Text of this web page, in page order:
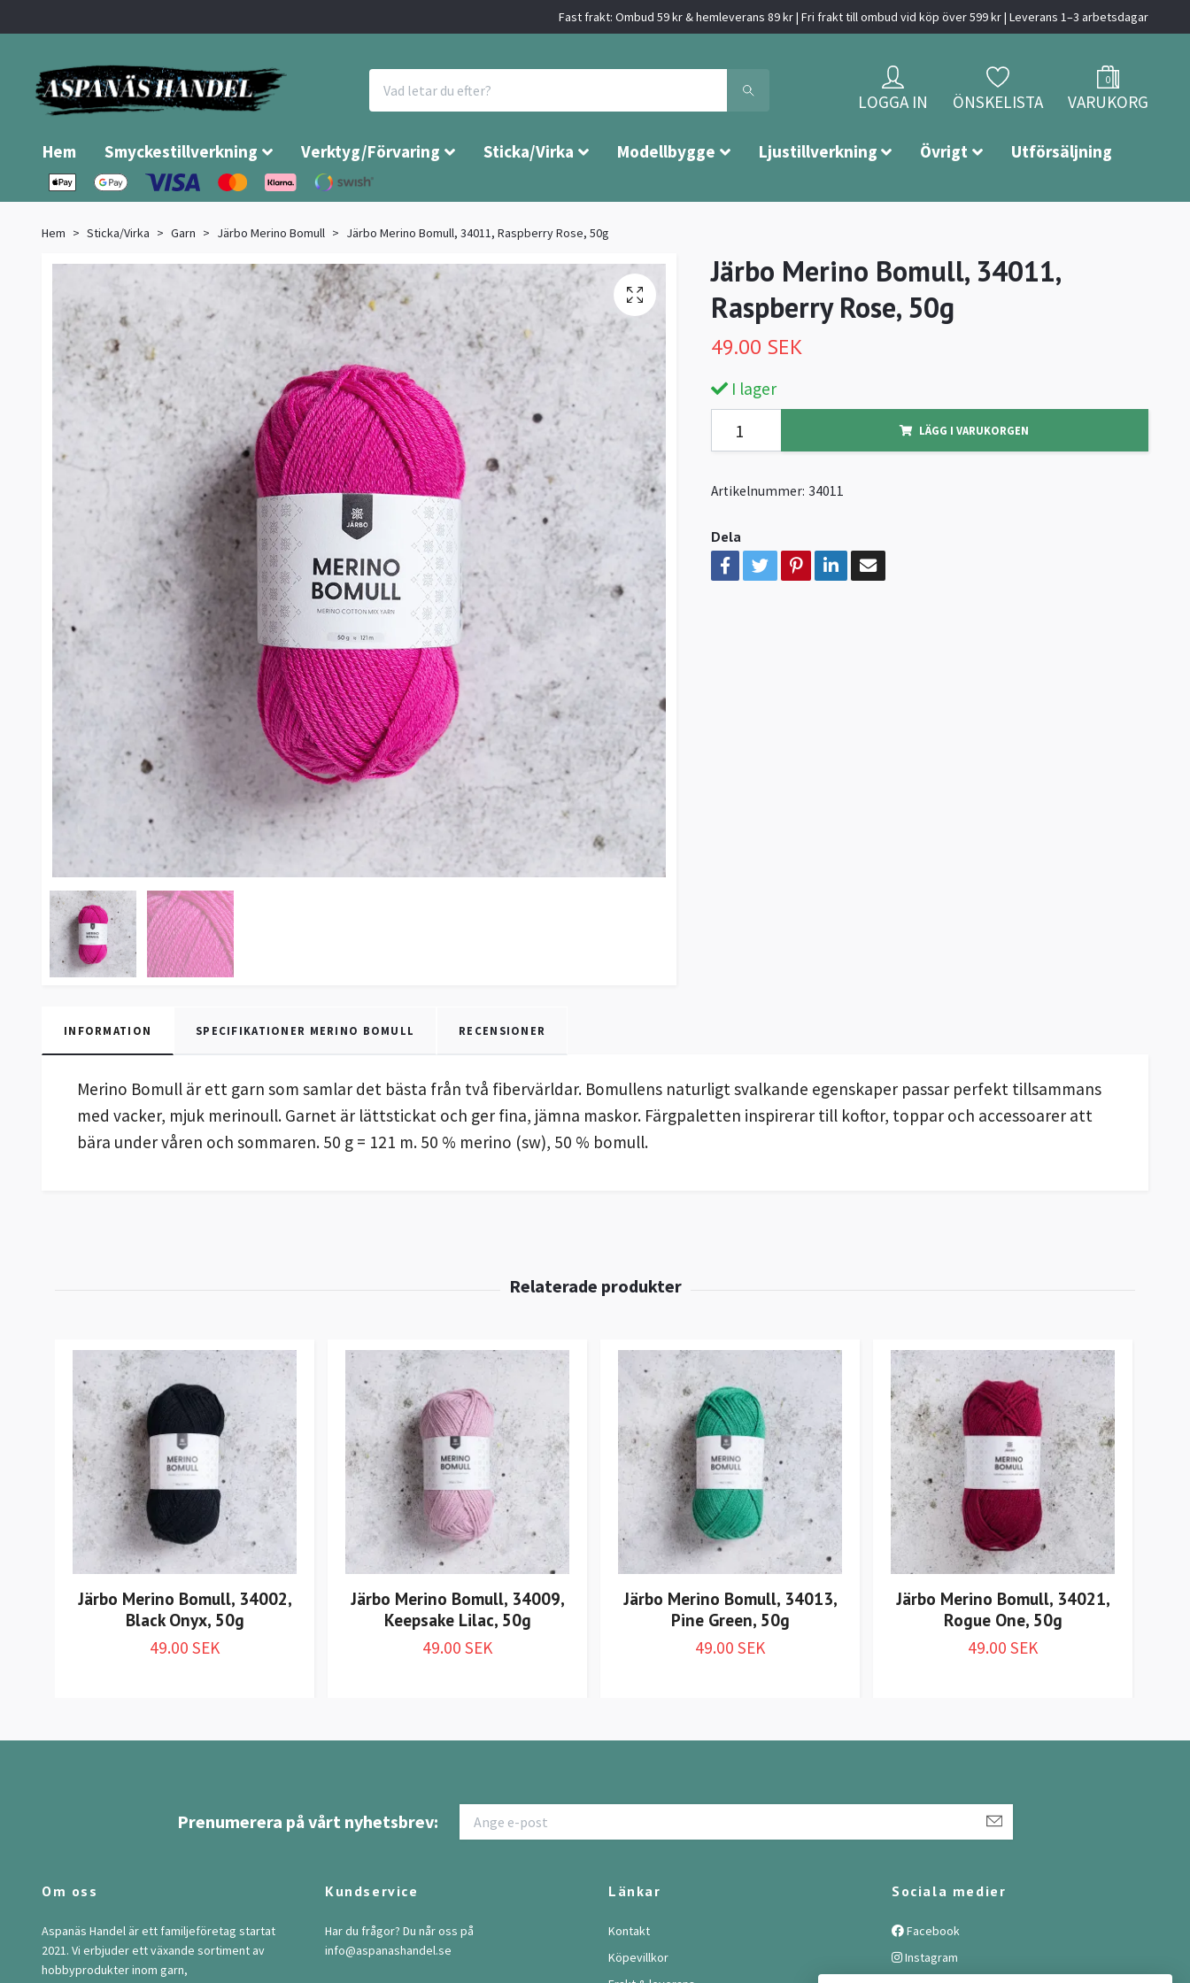
Fast frakt: Ombud 59 kr & hemleverans 89 kr | Fri frakt till ombud vid köp över 599 kr | Leverans 1–3 arbetsdagar
LOGGA IN ÖNSKELISTA
0
VARUKORG
Hem Smyckestillverkning Verktyg/Förvaring Sticka/Virka Modellbygge Ljustillverkning Övrigt Utförsäljning
Hem Sticka/Virka Garn Järbo Merino Bomull Järbo Merino Bomull, 34011, Raspberry Rose, 50g
Järbo Merino Bomull, 34011,
Raspberry Rose, 50g
49.00 SEK
I lager
LÄGG I VARUKORGEN
Artikelnummer: 34011
Dela
INFORMATION SPECIFIKATIONER MERINO BOMULL RECENSIONER
Merino Bomull är ett garn som samlar det bästa från två fibervärldar. Bomullens naturligt svalkande egenskaper passar perfekt tillsammans
med vacker, mjuk merinoull. Garnet är lättstickat och ger fina, jämna maskor. Färgpaletten inspirerar till koftor, toppar och accessoarer att
bära under våren och sommaren. 50 g = 121 m. 50 % merino (sw), 50 % bomull.
Järbo Merino Bomull, 34002,
Black Onyx, 50g
49.00 SEK
Järbo Merino Bomull, 34009,
Keepsake Lilac, 50g
49.00 SEK
Järbo Merino Bomull, 34013,
Pine Green, 50g
49.00 SEK
Järbo Merino Bomull, 34021,
Rogue One, 50g
49.00 SEK
Prenumerera på vårt nyhetsbrev:
Om oss
Aspanäs Handel är ett familjeföretag startat
2021. Vi erbjuder ett växande sortiment av
hobbyprodukter inom garn,
Kundservice
Har du frågor? Du når oss på
info@aspanashandel.se
Länkar
Kontakt
Köpevillkor
Sociala medier
Facebook
Instagram